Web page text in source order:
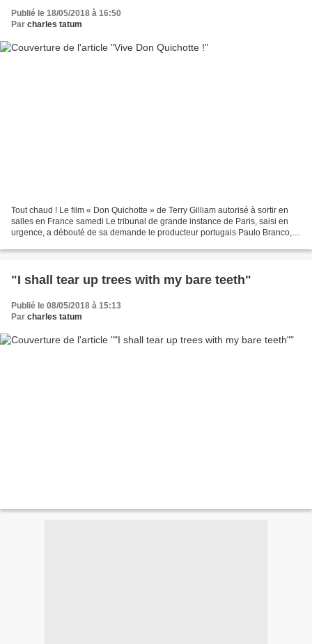
Publié le 18/05/2018 à 16:50
Par charles tatum
Tout chaud ! Le film « Don Quichotte » de Terry Gilliam autorisé à sortir en
salles en France samedi Le tribunal de grande instance de Paris, saisi en
urgence, a débouté de sa demande le producteur portugais Paulo Branco,
"I shall tear up trees with my bare teeth"
Publié le 08/05/2018 à 15:13
Par charles tatum